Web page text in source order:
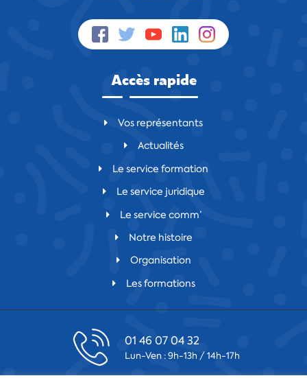
Accès rapide
Vos représentants
Actualités
Le service formation
Le service juridique
Le service comm’
Notre histoire
Organisation
Les formations
01 46 07 04 32
Lun-Ven : 9h-13h / 14h-17h